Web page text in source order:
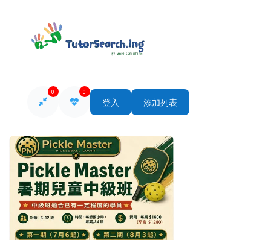
0 0
登入 添加列表